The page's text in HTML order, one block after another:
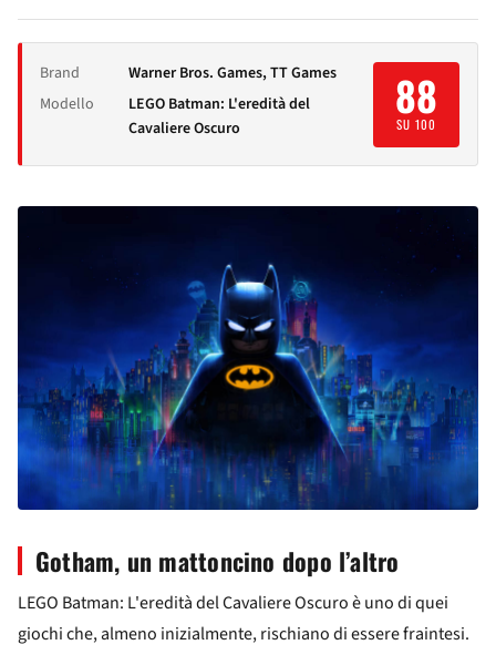
Brand
Warner Bros. Games, TT Games
Modello
LEGO Batman: L'eredità del
Cavaliere Oscuro
88
SU 100
Gotham, un mattoncino dopo l’altro
LEGO Batman: L'eredità del Cavaliere Oscuro è uno di quei
giochi che, almeno inizialmente, rischiano di essere fraintesi.